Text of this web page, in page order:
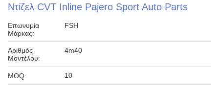
Ντίζελ CVT Inline Pajero Sport Auto Parts
Επωνυμία
Μάρκας:
FSH
Αριθμός
Μοντέλου:
4m40
MOQ: 10